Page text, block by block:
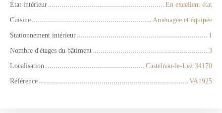
État intérieur
En excellent état
Cuisine
Aménagée et équipée
Stationnement intérieur
1
Nombre d'étages du bâtiment
3
Localisation
Castelnau-le-Lez 34170
Référence
VA1925